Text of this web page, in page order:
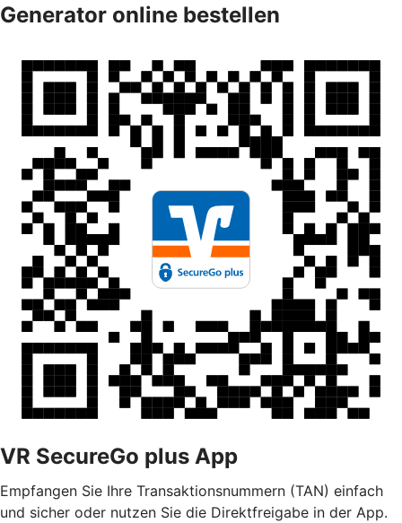
Generator online bestellen
VR SecureGo plus App
Empfangen Sie Ihre Transaktionsnummern (TAN) einfach
und sicher oder nutzen Sie die Direktfreigabe in der App.